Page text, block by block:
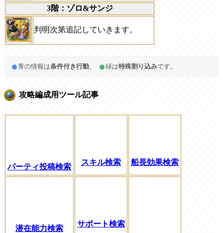
3階：ゾロ&サンジ
判明次第追記していきます。
青の情報は条件付き行動 緑は特殊割り込みです。
攻略編成用ツール記事
パーティ投稿検索
スキル検索 船長効果検索
潜在能力検索
サポート検索